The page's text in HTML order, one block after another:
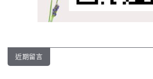
近期留言